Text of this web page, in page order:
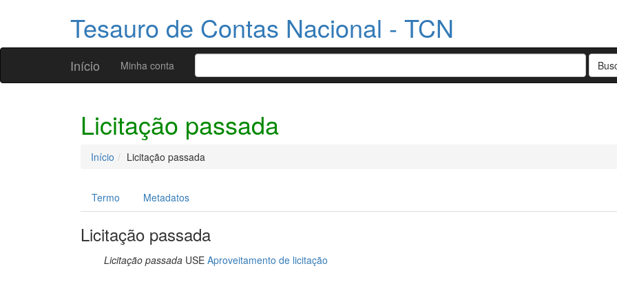
Tesauro de Contas Nacional - TCN
Início Minha conta
Licitação passada
Início Licitação passada
Termo Metadatos
Licitação passada
Licitação passada USEAproveitamento de licitação